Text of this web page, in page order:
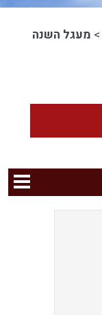
> מעגל השנה